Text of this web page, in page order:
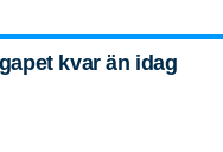
kvar än idag